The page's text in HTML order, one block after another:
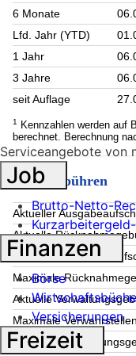
6 Monate
Lfd. Jahr (YTD)
1 Jahr
3 Jahre
seit Auflage
1
Kennzahlen werden auf
berechnet. Berechnung
Fondsgebühren
Aktueller
Aktuelle
Maximaler
Maximale
Aktuelle
Maximale
Maximale
Serviceangebote von
Job
Brutto-Netto-
Finanzen
Börse
Versicherungen
Freizeit